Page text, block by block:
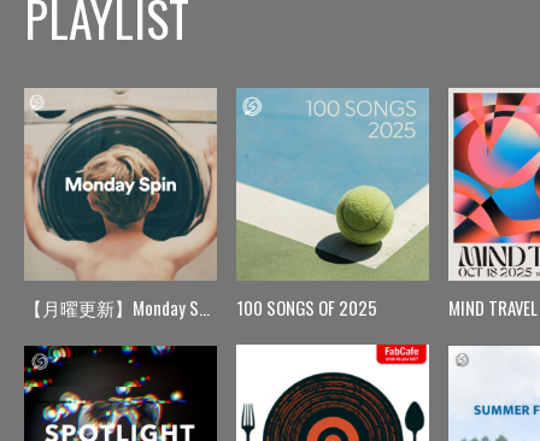
PLAYLIST
【月曜更新】Monday Spin 100 SONGS OF 2025 MIND TRAVEL